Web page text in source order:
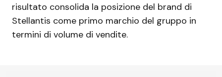
risultato consolida la posizione del brand di
Stellantis come primo marchio del gruppo in
termini di volume di vendite.